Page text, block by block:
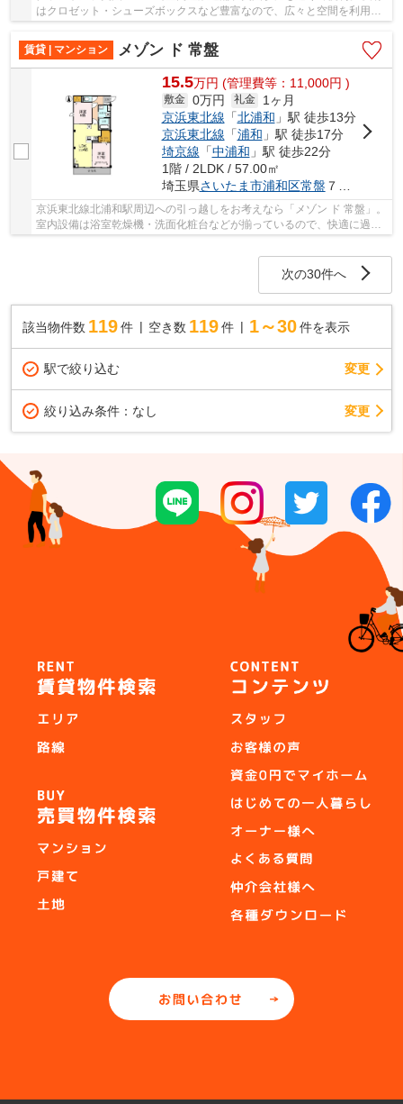
はクロゼット・シューズボックスなど豊富なので、広々と空間を利用す
賃貸 | マンション
メゾン ド 常盤
15.5万円 (管理費等：11,000円 )
敷金 0万円 礼金
1ヶ月
京浜東北線 「北浦和 」駅 徒歩13分
京浜東北線 「浦和 」駅 徒歩17分
埼京線 「中浦和 」駅 徒歩22分
1階 / 2LDK / 57.00㎡
埼玉県さいたま市浦和区常盤 ７丁目７-２３
京浜東北線北浦和駅周辺への引っ越しをお考えなら「メゾン ド 常盤」。
室内設備は浴室乾燥機・洗面化粧台などが揃っているので、快適に過ご
次の30件へ
該当物件数 119件 空き数 119 件 1～30 件を表示
駅で絞り込む 変更
絞り込み条件： なし 変更